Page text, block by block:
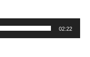
02:22